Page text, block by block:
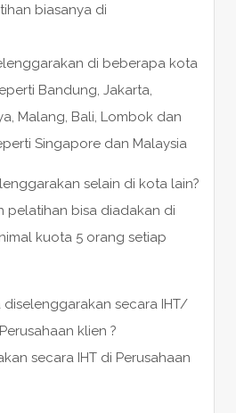
biasanya di
di beberapa kota
Bandung, Jakarta,
Malang, Bali, Lombok dan
Singapore dan Malaysia
selain di kota lain?
pelatihan bisa diadakan di
kuota 5 orang setiap
diselenggarakan secara IHT/
klien ?
secara IHT di Perusahaan